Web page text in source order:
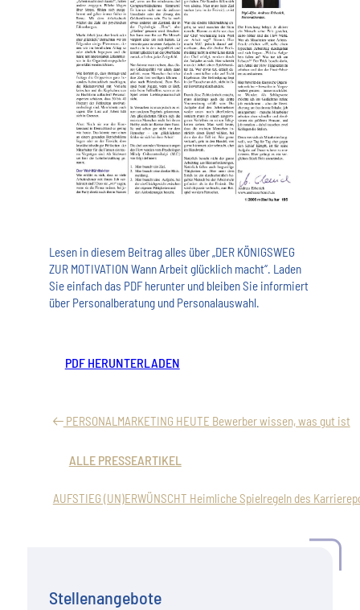
Lesen in diesem Beitrag alles über „DER KÖNIGSWEG
ZUR MOTIVATION Wann Arbeit glücklich macht“. Laden
Sie einfach das PDF herunter und bleiben Sie informiert
über Personalberatung und Personalauswahl.
PDF HERUNTERLADEN
PERSONALMARKETING HEUTE Bewerber wissen, was gut ist
ALLE PRESSEARTIKEL
AUFSTIEG (UN)ERWÜNSCHT Heimliche Spielregeln des
Stellenangebote